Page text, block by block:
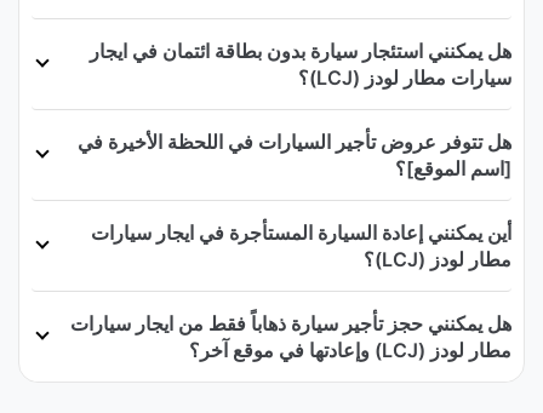
هل يمكنني استئجار سيارة بدون بطاقة ائتمان في ايجار
سيارات مطار لودز (LCJ)؟
هل تتوفر عروض تأجير السيارات في اللحظة الأخيرة في
[اسم الموقع]؟
أين يمكنني إعادة السيارة المستأجرة في ايجار سيارات
مطار لودز (LCJ)؟
هل يمكنني حجز تأجير سيارة ذهاباً فقط من ايجار سيارات
مطار لودز (LCJ) وإعادتها في موقع آخر؟